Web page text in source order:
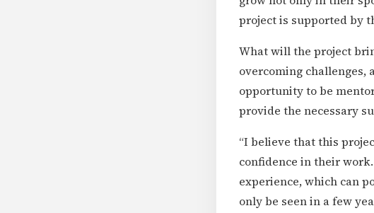
project is supported by
What will the project
overcoming challenges,
opportunity to be
provide the necessary
“I believe that this
confidence in their
experience, which can
only be seen in a few